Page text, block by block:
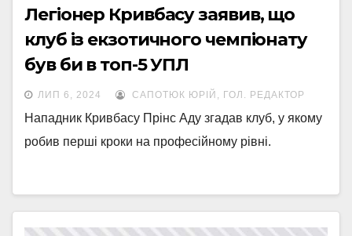
Легіонер Кривбасу заявив, що
клуб із екзотичного чемпіонату
був би в топ-5 УПЛ
ЛИП 6, 2024 САПОТЮК ЮРІЙ, ГОЛ. РЕДАКТОР
Нападник Кривбасу Прінс Аду згадав клуб, у якому
робив перші кроки на професійному рівні.